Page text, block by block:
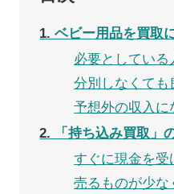
1 ベビー用品を買取
必要としている
分別しなくても
予想外の収入に
2
「持ち込み買取」
すぐに現金を受
売るものが少な